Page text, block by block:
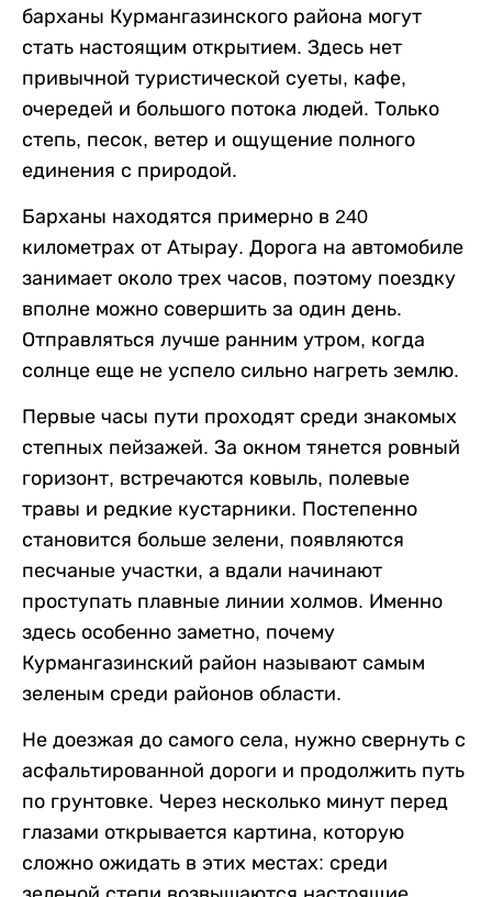
барханы Курмангазинского района могут
стать настоящим открытием. Здесь нет
привычной туристической суеты, кафе,
очередей и большого потока людей. Только
степь, песок, ветер и ощущение полного
единения с природой.
Барханы находятся примерно в 240
километрах от Атырау. Дорога на автомобиле
занимает около трех часов, поэтому поездку
вполне можно совершить за один день.
Отправляться лучше ранним утром, когда
солнце еще не успело сильно нагреть землю.
Первые часы пути проходят среди знакомых
степных пейзажей. За окном тянется ровный
горизонт, встречаются ковыль, полевые
травы и редкие кустарники. Постепенно
становится больше зелени, появляются
песчаные участки, а вдали начинают
проступать плавные линии холмов. Именно
здесь особенно заметно, почему
Курмангазинский район называют самым
зеленым среди районов области.
Не доезжая до самого села, нужно свернуть с
асфальтированной дороги и продолжить путь
по грунтовке. Через несколько минут перед
глазами открывается картина, которую
сложно ожидать в этих местах: среди